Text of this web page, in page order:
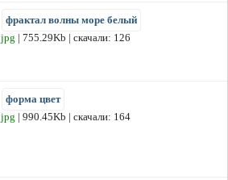
фрактал волны море белый
jpg | 755.29Kb | скачали: 126
форма цвет
jpg | 990.45Kb | скачали: 164